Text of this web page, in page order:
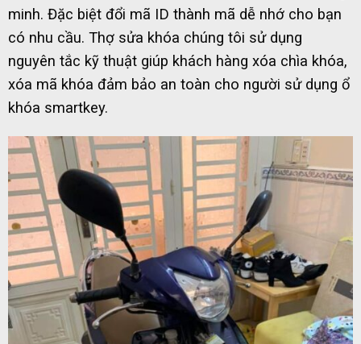
minh. Đặc biệt đổi mã ID thành mã dễ nhớ cho bạn
có nhu cầu. Thợ sửa khóa chúng tôi sử dụng
nguyên tắc kỹ thuật giúp khách hàng xóa chìa khóa,
xóa mã khóa đảm bảo an toàn cho người sử dụng ổ
khóa smartkey.